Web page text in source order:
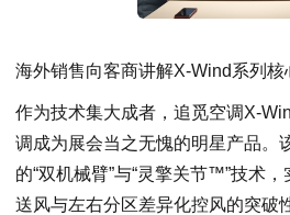
海外销售向客商讲解X-Wind系列核
作为技术集大成者，追觅空调X-
调成为展会当之无愧的明星产品。
的“双机械臂”与“灵擎关节™”技术
送风与左右分区差异化控风的突破